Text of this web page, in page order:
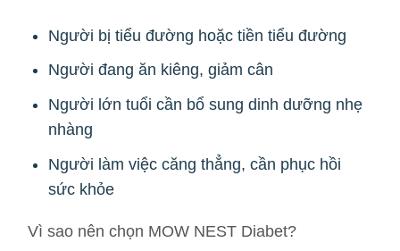
Người bị tiểu đường hoặc tiền tiểu đường
Người đang ăn kiêng, giảm cân
Người lớn tuổi cần bổ sung dinh dưỡng nhẹ
nhàng
Người làm việc căng thẳng, cần phục hồi
sức khỏe
Vì sao nên chọn MOW NEST Diabet?